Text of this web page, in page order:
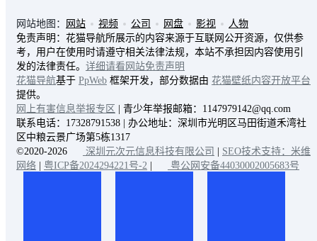
网站地图： 网站 视频 公司 网盘 影视
人物
免责声明：花猫导航所展示的内容来源于互联网公开资源，仅供参
考，用户在使用时请遵守相关法律法规，本站不承担因内容使用引
发的法律责任。 详细请看网站免责声明
花猫导航基于 PpWeb 框架开发，部分数据由 花猫壁纸内容开放平台
提供。
网上有害信息举报专区
| 青少年举报邮箱：1147979142@qq.com
联系电话：17328791538 | 办公地址：深圳市光明区马田街道禾湾社
区中粮云景广场第5栋1317
©2020-2026
深圳元次元信息科技有限公司
SEO技术支持：米维
网络
粤ICP备2024294221号-2 粤公网安备44030002005683号